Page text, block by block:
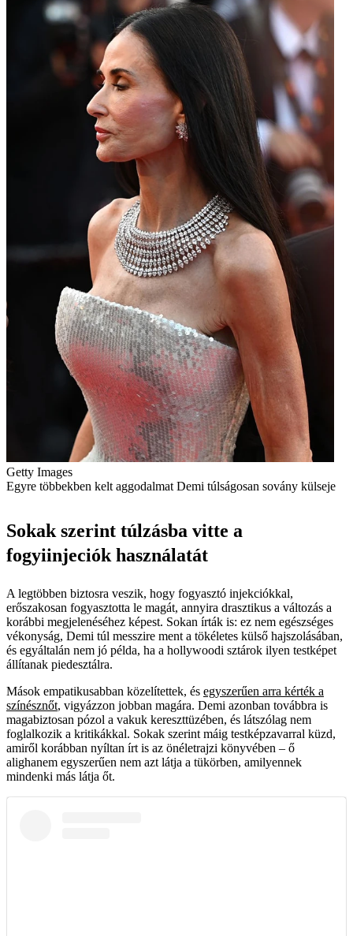
Getty Images
Egyre többekben kelt aggodalmat Demi túlságosan sovány külseje
Sokak szerint túlzásba vitte a
fogyiinjeciók használatát
A legtöbben biztosra veszik, hogy fogyasztó injekciókkal,
erőszakosan fogyasztotta le magát, annyira drasztikus a változás a
korábbi megjelenéséhez képest. Sokan írták is: ez nem egészséges
vékonyság, Demi túl messzire ment a tökéletes külső hajszolásában,
és egyáltalán nem jó példa, ha a hollywoodi sztárok ilyen testképet
állítanak piedesztálra.
Mások empatikusabban közelítettek, és egyszerűen arra kérték a
színésznőt, vigyázzon jobban magára. Demi azonban továbbra is
magabiztosan pózol a vakuk kereszttüzében, és látszólag nem
foglalkozik a kritikákkal. Sokak szerint máig testképzavarral küzd,
amiről korábban nyíltan írt is az önéletrajzi könyvében – ő
alighanem egyszerűen nem azt látja a tükörben, amilyennek
mindenki más látja őt.